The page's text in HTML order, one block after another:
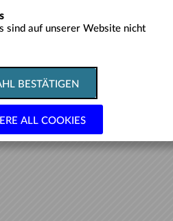
Impressum
sind auf unserer Website nicht